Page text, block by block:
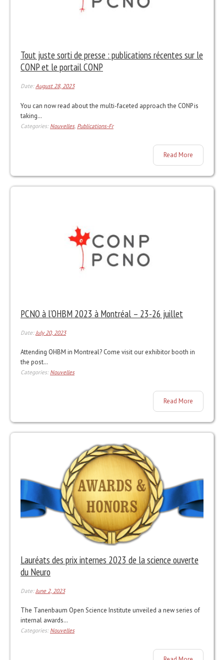
Tout juste sorti de presse : publications récentes sur le
CONP et le portail CONP
Date:August 28, 2023
You can now read about the multi-faceted approach the CONP is
taking…
Categories: Nouvelles, Publications-Fr
Read More
PCNO à l’OHBM 2023 à Montréal – 23-26 juillet
Date: July 20, 2023
Attending OHBM in Montreal? Come visit our exhibitor booth in
the post…
Categories: Nouvelles
Read More
Lauréats des prix internes 2023 de la science ouverte
du Neuro
Date: June 2, 2023
The Tanenbaum Open Science Institute unveiled a new series of
internal awards…
Categories: Nouvelles